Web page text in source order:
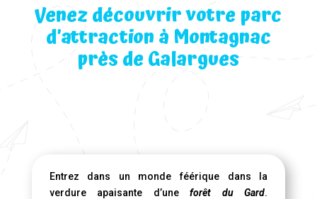
Venez découvrir votre parc
d’attraction à Montagnac
près de Galargues
Entrez dans un monde féérique dans la
verdure apaisante d’uneforêt du Gard.